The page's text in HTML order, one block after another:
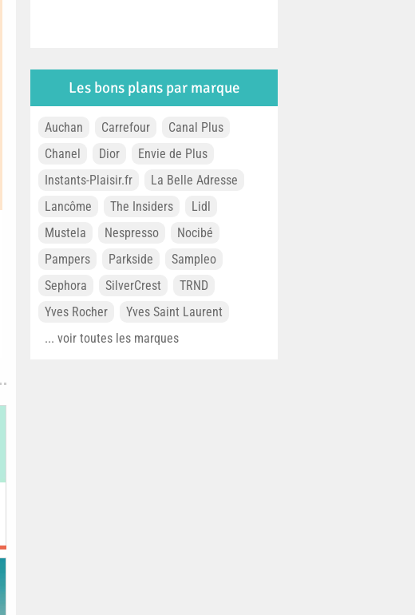
Les bons plans par marque
Auchan Carrefour
Canal Plus
Chanel
Dior
Envie de Plus
Instants-Plaisir.fr
La Belle Adresse
Lancôme
The Insiders
Lidl
Mustela
Nespresso
Nocibé
Pampers
Parkside
Sampleo
Sephora
SilverCrest
TRND
Yves Rocher
Yves Saint Laurent
... voir toutes les marques